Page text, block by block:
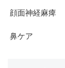
顔面神経麻痺
鼻ケア